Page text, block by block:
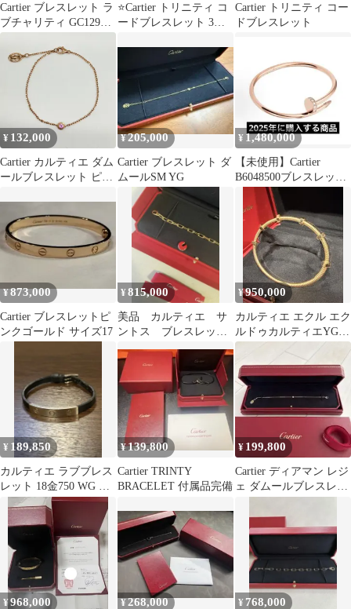
Cartier ブレスレット ラ
ブチャリティ GC1297
⭐️Cartier トリニティ コ
ードブレスレット 3連
Cartier トリニティ コー
ドブレスレット
¥ 132,000
Cartier カルティエ ダム
ールブレスレット ピン
レディース アクセサリ
ー【中古】Aランク
5_475
¥205,000
Cartier ブレスレット ダ
ムールSM YG
¥ 1,480,000
【未使用】Cartier
B6048500ブレスレット
ピンクゴールドダイヤ
モンド
¥873,000
Cartier ブレスレットピ
ンクゴールド サイズ17
¥815,000
美品 カルティエ サ
ントス ブレスレット
K18YG 750 付属品完備
¥950,000
カルティエ エクル エク
ルドゥカルティエYG
19 美品 ブレスレット
¥ 189,850
カルティエ ラブブレス
レット 18金750 WG 黒
レザー ベルト ラブバー
¥139,800
Cartier TRINTY
BRACELET 付属品完備
¥ 199,800
Cartier ディアマン レジ
ェ ダムールブレスレッ
¥968,000 ¥268,000 ¥ 768,000